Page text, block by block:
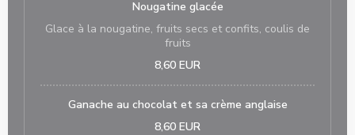
Nougatine glacée
Glace à la nougatine, fruits secs et confits, coulis de
fruits
8,60 EUR
Ganache au chocolat et sa crème anglaise
8,60 EUR